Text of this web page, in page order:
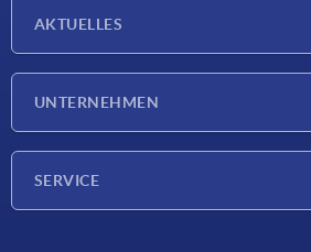
AKTUELLES
UNTERNEHMEN
SERVICE